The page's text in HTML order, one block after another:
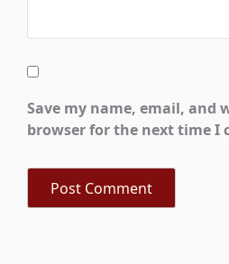
Save my name, email, and
browser for the next time I